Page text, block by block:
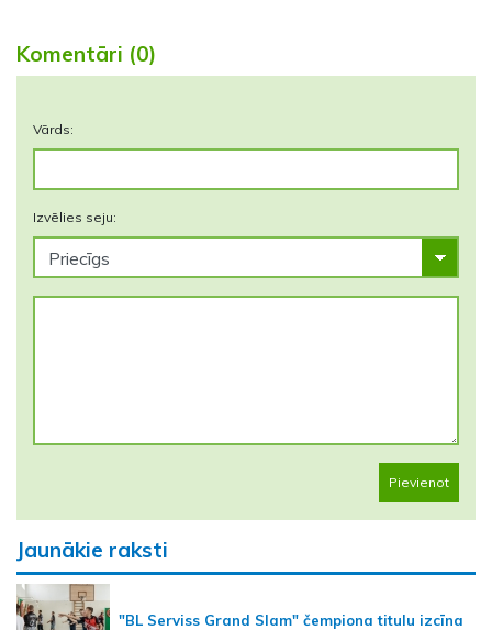
Komentāri (0)
Vārds:
Izvēlies seju:
Pievienot
Jaunākie raksti
"BL Serviss Grand Slam" čempiona titulu izcīna